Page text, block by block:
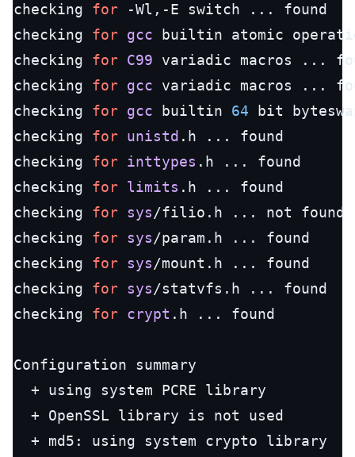
checking for -Wl,-E switch ... found
checking for gcc builtin atomic
checking for C99 variadic macros ...
checking for gcc variadic macros ...
checking for gcc builtin 64 bit
checking for unistd .h ... found
checking for inttypes .h ... found
checking for limits .h ... found
checking for sys/filio.h ... not found
checking for sys/param.h ... found
checking for sys/mount.h ... found
checking for sys/statvfs.h ... found
checking for crypt .h ... found
Configuration summary
  + using system PCRE library
  + OpenSSL library is not used
  + md5: using system crypto library